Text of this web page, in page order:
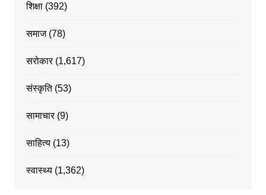
शिक्षा(392)
समाज(78)
सरोकार(1,617)
संस्कृति(53)
सामाचार(9)
साहित्य(13)
स्वास्थ्य(1,362)